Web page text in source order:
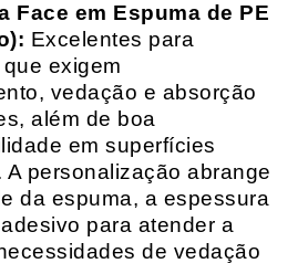
Face em Espuma de PE
Excelentes para
exigem
vedação e absorção
além de boa
em superfícies
A personalização abrange
da espuma, a espessura
para atender a
de vedação